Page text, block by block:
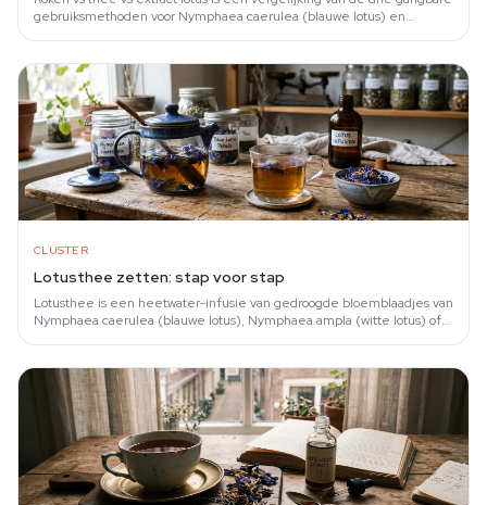
gebruiksmethoden voor Nymphaea caerulea (blauwe lotus) en
CLUSTER
Lotusthee zetten: stap voor stap
Lotusthee is een heetwater-infusie van gedroogde bloemblaadjes van
Nymphaea caerulea (blauwe lotus), Nymphaea ampla (witte lotus) of